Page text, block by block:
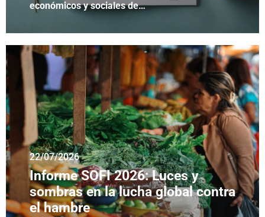
económicos y sociales de…
22/07/2026
Informe SOFI 2026: Luces y
sombras en la lucha global contra
el hambre